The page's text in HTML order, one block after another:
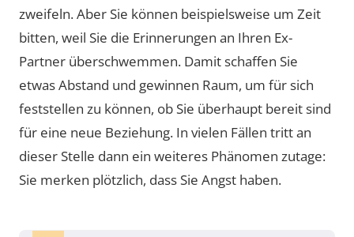
zweifeln. Aber Sie können beispielsweise um Zeit
bitten, weil Sie die Erinnerungen an Ihren Ex-
Partner überschwemmen. Damit schaffen Sie
etwas Abstand und gewinnen Raum, um für sich
feststellen zu können, ob Sie überhaupt bereit sind
für eine neue Beziehung. In vielen Fällen tritt an
dieser Stelle dann ein weiteres Phänomen zutage:
Sie merken plötzlich, dass Sie Angst haben.